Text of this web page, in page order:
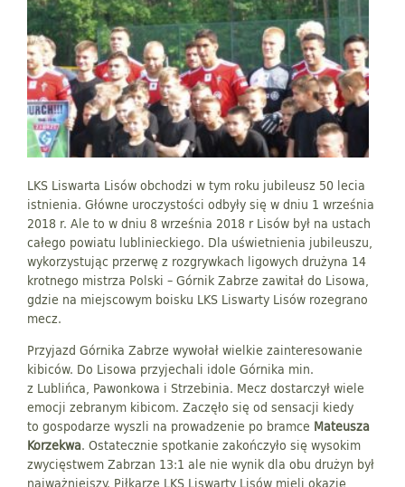
LKS Liswarta Lisów obchodzi w tym roku jubileusz 50 lecia
istnienia. Główne uroczystości odbyły się w dniu 1 września
2018 r. Ale to w dniu 8 września 2018 r Lisów był na ustach
całego powiatu lublinieckiego. Dla uświetnienia jubileuszu,
wykorzystując przerwę z rozgrywkach ligowych drużyna 14
krotnego mistrza Polski – Górnik Zabrze zawitał do Lisowa,
gdzie na miejscowym boisku LKS Liswarty Lisów rozegrano
mecz.
Przyjazd Górnika Zabrze wywołał wielkie zainteresowanie
kibiców. Do Lisowa przyjechali idole Górnika min.
z Lublińca, Pawonkowa i Strzebinia. Mecz dostarczył wiele
emocji zebranym kibicom. Zaczęło się od sensacji kiedy
to gospodarze wyszli na prowadzenie po bramce Mateusza
Korzekwa. Ostatecznie spotkanie zakończyło się wysokim
zwycięstwem Zabrzan 13:1 ale nie wynik dla obu drużyn był
najważniejszy. Piłkarze LKS Liswarty Lisów mieli okazję